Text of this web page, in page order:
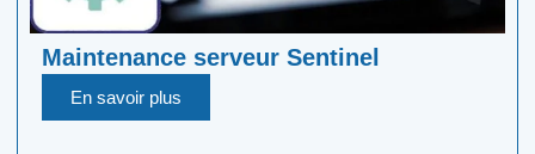
Maintenance serveur Sentinel
En savoir plus